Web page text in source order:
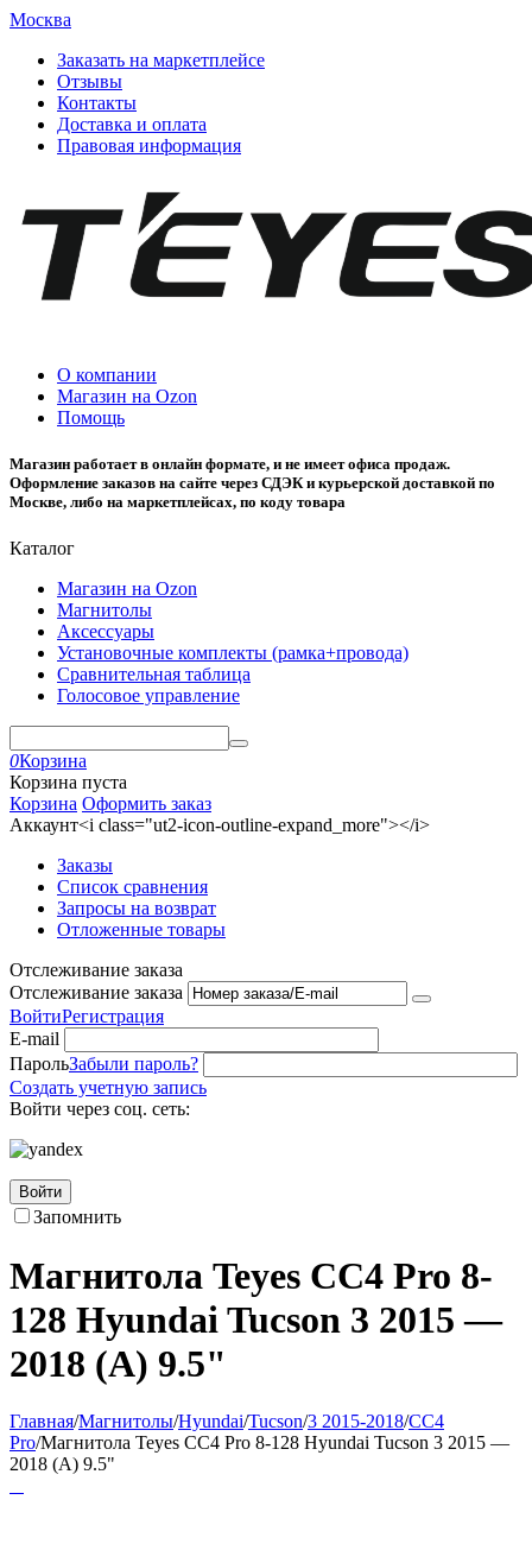
Москва
Заказать на маркетплейсе
Отзывы
Контакты
Доставка и оплата
Правовая информация
О компании
Магазин на Ozon
Помощь
Магазин работает в онлайн формате, и не имеет офиса продаж.
Оформление заказов на сайте через СДЭК и курьерской доставкой по
Москве, либо на маркетплейсах, по коду товара
Каталог
Магазин на Ozon
Магнитолы
Аксессуары
Установочные комплекты (рамка+провода)
Сравнительная таблица
Голосовое управление
0Корзина
Корзина пуста
Корзина Оформить заказ
Аккаунт<i class="ut2-icon-outline-expand_more"></i>
Заказы
Список сравнения
Запросы на возврат
Отложенные товары
Отслеживание заказа
Отслеживание заказа
ВойтиРегистрация
E-mail
ПарольЗабыли пароль?
Создать учетную запись
Войти через соц. сеть:
Войти
Запомнить
Магнитола Teyes CC4 Pro 8-
128 Hyundai Tucson 3 2015 —
2018 (A) 9.5"
Главная/Магнитолы/Hyundai/Tucson/3 2015-2018/CC4
Pro/Магнитола Teyes CC4 Pro 8-128 Hyundai Tucson 3 2015 —
2018 (A) 9.5"